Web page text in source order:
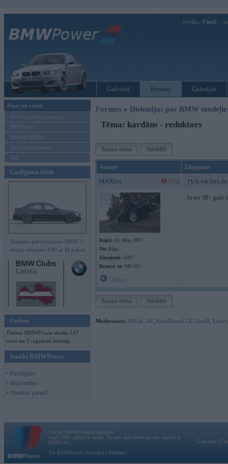
Sveiks, Viesi!
Galvenā Forums Galerijas
Ziņas un raksti
BMW modeļu jaunumi
BMW testi
Mēneša BMW
Sērijveida tūnings
Vel...
Gadījuma bilde
Hamann pārveidojumi BMW 3.
sērijas sedanam E90 ar M paketi
Online
Pašreiz BMWPower skatās 147
viesi un 3 reģistrēti lietotāji.
Ienākt BMWPower
• Pieslēgties
• Reģistrēties
• Aizmirsi paroli?
Forums » Diskusijas par BMW
Tēma: kardāns - reduktors
Jauna tēma Atbildēt
Autors Ziņojums
MAXixt 10. Feb 2015,
Kopš: 18. May 2007
No: Rīga
Ziņojumi: 6597
Braucu ar: M6 f13
Ja tev 98+ gads
Jauna tēma Atbildēt
Moderatori: 968-jk AV AiwaShuraLLP, GirtzB Lafter
Vortāls BMWPower.lv darbojas
kopš 2002. gada 14. maija. Tas nav auto klubs un nav saistīts ar
BMW AG.
Par BMWPower
Kontakti Reklāma
Galvena